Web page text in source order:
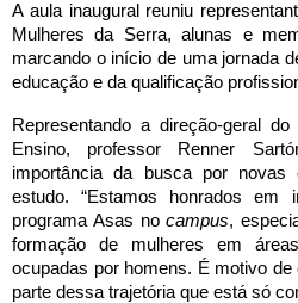
A aula inaugural reuniu
Mulheres da Serra, alunas e
marcando o início de uma jornada
educação e da qualificação
Representando a direção-geral do
Ensino, professor Renner
importância da busca por novas
estudo. “Estamos honrados
programa Asas nocampus,
formação de mulheres em
ocupadas por homens. É motivo de
parte dessa trajetória que está só